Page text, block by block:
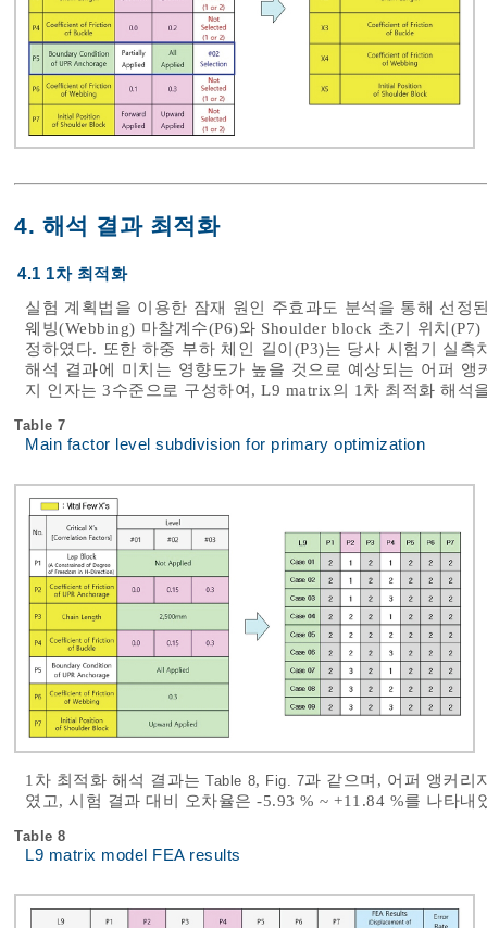
4. 해석 결과 최적화
4.1 1차 최적화
실험 계획법을 이용한 잠재 원인 주효과도 분석을 통해 선정
웨빙(Webbing) 마찰계수(P6)와 Shoulder block 초기 위치
정하였다. 또한 하중 부하 체인 길이(P3)는 당사 시험기 실
해석 결과에 미치는 영향도가 높을 것으로 예상되는 어퍼
지 인자는 3수준으로 구성하여, L9 matrix의 1차 최적화 해석
Table 7
Main factor level subdivision for primary optimization
1차 최적화 해석 결과는Table 8, Fig. 7과 같으며, 어퍼 앵커리
였고, 시험 결과 대비 오차율은 -5.93 % ~ +11.84 %를 나타내
Table 8
L9 matrix model FEA results